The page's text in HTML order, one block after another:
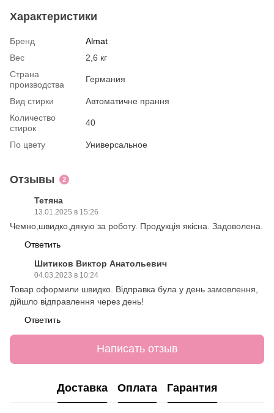
Характеристики
Бренд
Almat
Вес
2,6 кг
Страна
производства
Германия
Вид стирки
Автоматичне прання
Количество
стирок
40
По цвету Универсальное
Отзывы 2
Тетяна
13.01.2025 в 15:26
Чемно,швидко,дякую за роботу. Продукція якісна. Задоволена.
Ответить
Шитиков Виктор Анатольевич
04.03.2023 в 10:24
Товар оформили швидко. Відправка була у день замовлення,
дійшло відправлення через день!
Ответить
Написать отзыв
Доставка Оплата Гарантия